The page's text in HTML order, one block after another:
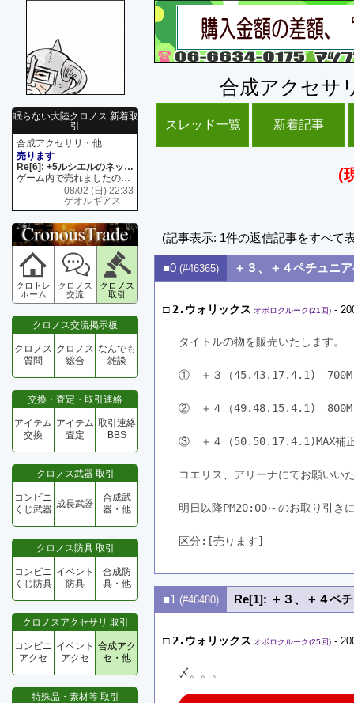
眠らない大陸クロノス 新着取
引
合成アクセサリ・他
売ります
Re[6]: +5ルシエルのネックレス
ゲーム内で売れましたので 在庫がネク1 リング4 となります リングのお値段は80G といたします
08/02 (日) 22:33
ゲオルギアス
クロトレ
ホーム
クロノス
交流
クロノス
取引
クロノス交流掲示板
クロノス
質問
クロノス
総合
なんでも
雑談
交換・査定・取引連絡
アイテム
交換
アイテム
査定
取引連絡
BBS
クロノス武器 取引
コンビニ
くじ武器 成長武器
合成武
器・他
クロノス防具 取引
コンビニ
くじ防具
イベント
防具
合成防
具・他
クロノスアクセサリ 取引
コンビニ
アクセ
イベント
アクセ
合成アク
セ・他
特殊品・素材等 取引
合成アクセサ
スレッド一覧 新着記事
(
(記事表示: 1件の返信記事をすべて
■0 (#46365) ＋３、＋４ペチュニ
□ 2.ウォリックス オボロクルーク(21回) -
タイトルの物を販売いたします。
①　＋３（45.43.17.4.1)　700M
②　＋４（49.48.15.4.1)　800M
③　＋４（50.50.17.4.1)MAX補
コエリス、アリーナにてお願いい
明日以降PM20:00～のお取り引き
区分:[売ります]
■1 (#46480) Re[1]: ＋３、＋４ペ
□ 2.ウォリックス オボロクルーク(25回) -
〆。。。